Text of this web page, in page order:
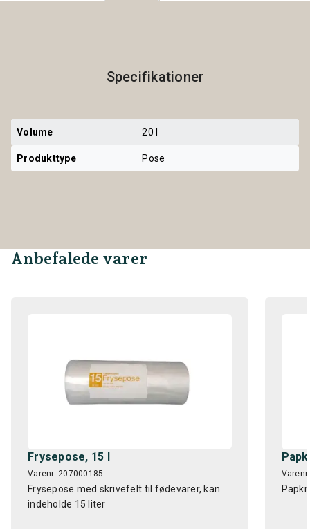
Specifikationer
Volume 20 l
Produkttype Pose
Anbefalede varer
Frysepose, 15 l
Varenr. 207000185
Frysepose med skrivefelt til fødevarer, kan
indeholde 15 liter